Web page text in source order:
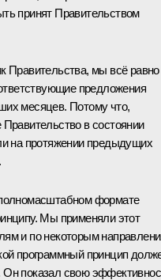
принят Правительством
Правительства, мы всё равно
предложения
месяцев. Потому что,
в состоянии
на протяжении предыдущих
формате
Мы применяли этот
и по некоторым
программный принцип
показал свою